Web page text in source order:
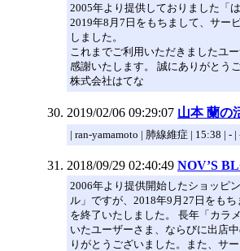
2005年より提供しておりました「
2019年8月7日をもちまして、サー
しました。
これまでご利用いただきましたユ
感謝いたします。 誠にありがとう
株式会社はてな
2019/02/06 09:29:07 山本 蘭の
| ran-yamamoto | 肺線維症 | 15:38 | - |
2018/09/29 02:40:49 NOV’S
2006年より提供開始したショッピ
ル」ですが、2018年9月27日をも
を終了いたしました。 長年「カラ
いたユーザーさま、ならびに出店
りがとうございました。また、サ